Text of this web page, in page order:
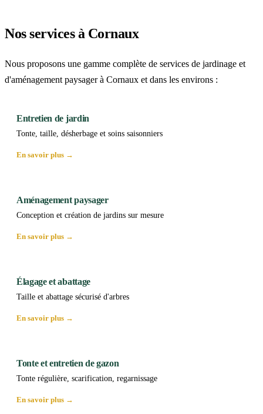
Nos services à Cornaux
Nous proposons une gamme complète de services de jardinage et
d'aménagement paysager à Cornaux et dans les environs :
Entretien de jardin
Tonte, taille, désherbage et soins saisonniers
En savoir plus →
Aménagement paysager
Conception et création de jardins sur mesure
En savoir plus →
Élagage et abattage
Taille et abattage sécurisé d'arbres
En savoir plus →
Tonte et entretien de gazon
Tonte régulière, scarification, regarnissage
En savoir plus →